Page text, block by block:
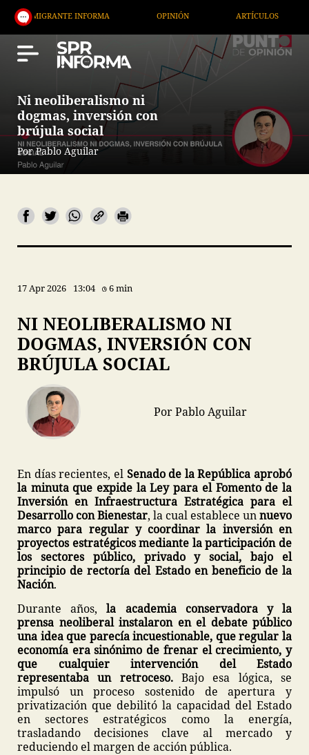
INFORMA OPINIÓN ARTÍCULOS ARTE /
Ni neoliberalismo ni
dogmas, inversión con
brújula social
Por Pablo Aguilar
17 Apr 2026 13:04 6 min
NI NEOLIBERALISMO NI
DOGMAS, INVERSIÓN CON
BRÚJULA SOCIAL
Por Pablo Aguilar
En días recientes, el Senado de la República aprobó
la minuta que expide la Ley para el Fomento de la
Inversión en Infraestructura Estratégica para el
Desarrollo con Bienestar, la cual establece unnuevo
marco para regular y coordinar la inversión en
proyectos estratégicos mediante la participación de
los sectores público, privado y social, bajo el
principio de rectoría del Estado en beneficio de la
Nación.
Durante años, la academia conservadora y la
prensa neoliberal instalaron en el debate público
una idea que parecía incuestionable, que regular la
economía era sinónimo de frenar el crecimiento, y
que cualquier intervención del Estado
representaba un retroceso.Bajo esa lógica, se
impulsó un proceso sostenido de apertura y
privatización que debilitó la capacidad del Estado
en sectores estratégicos como la energía,
trasladando decisiones clave al mercado y
reduciendo el margen de acción pública.